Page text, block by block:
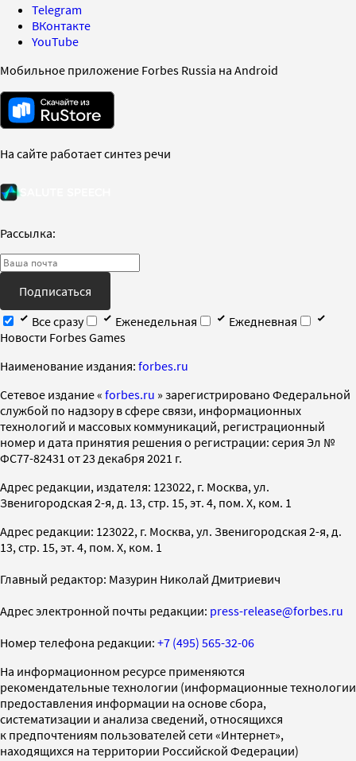
Telegram
ВКонтакте
YouTube
Мобильное приложение Forbes Russia на Android
На сайте работает синтез речи
Рассылка:
Подписаться
Все сразу
Еженедельная
Ежедневная
Новости Forbes Games
Наименование издания: forbes.ru
Cетевое издание « forbes.ru » зарегистрировано Федеральной
службой по надзору в сфере связи, информационных
технологий и массовых коммуникаций, регистрационный
номер и дата принятия решения о регистрации: серия Эл №
ФС77-82431 от 23 декабря 2021 г.
Адрес редакции, издателя: 123022, г. Москва, ул.
Звенигородская 2-я, д. 13, стр. 15, эт. 4, пом. X, ком. 1
Адрес редакции: 123022, г. Москва, ул. Звенигородская 2-я, д.
13, стр. 15, эт. 4, пом. X, ком. 1
Главный редактор: Мазурин Николай Дмитриевич
Адрес электронной почты редакции: press-release@forbes.ru
Номер телефона редакции: +7 (495) 565-32-06
На информационном ресурсе применяются
рекомендательные технологии (информационные технологии
предоставления информации на основе сбора,
систематизации и анализа сведений, относящихся
к предпочтениям пользователей сети «Интернет»,
находящихся на территории Российской Федерации)